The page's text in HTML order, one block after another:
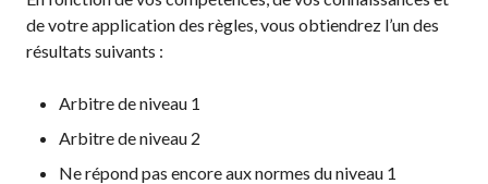
de votre application des règles, vous obtiendrez l’un des
résultats suivants :
Arbitre de niveau 1
Arbitre de niveau 2
Ne répond pas encore aux normes du niveau 1